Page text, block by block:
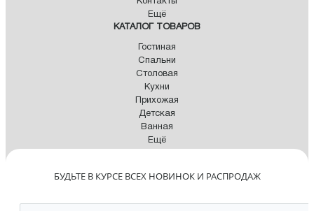
Ещё
КАТАЛОГ ТОВАРОВ
Гостиная
Спальни
Столовая
Кухни
Прихожая
Детская
Ванная
Ещё
БУДЬТЕ В КУРСЕ ВСЕХ НОВИНОК И РАСПРОДАЖ